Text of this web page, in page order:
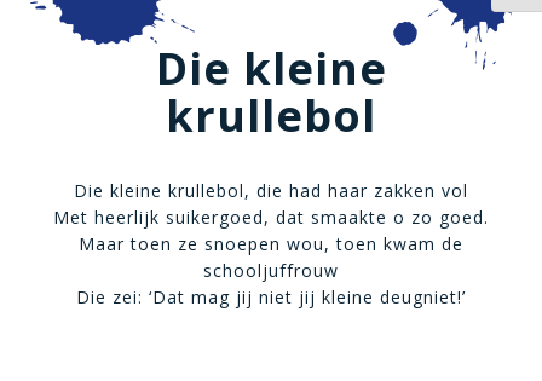
Die kleine
krullebol
Die kleine krullebol, die had haar zakken vol
Met heerlijk suikergoed, dat smaakte o zo goed.
Maar toen ze snoepen wou, toen kwam de
schooljuffrouw
Die zei: ‘Dat mag jij niet jij kleine deugniet!’